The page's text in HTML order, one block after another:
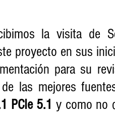
la visita de
proyecto en sus
para su
las mejores
PCIe 5.1 y como no